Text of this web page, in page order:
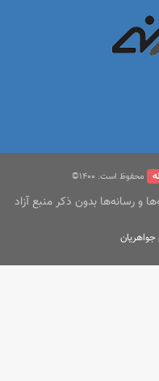
محفوظ است. ۱400©
و رسانه‌ها بدون ذکر منبع آزاد